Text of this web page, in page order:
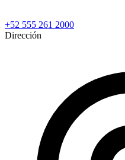
+52 555 261 2000
Dirección